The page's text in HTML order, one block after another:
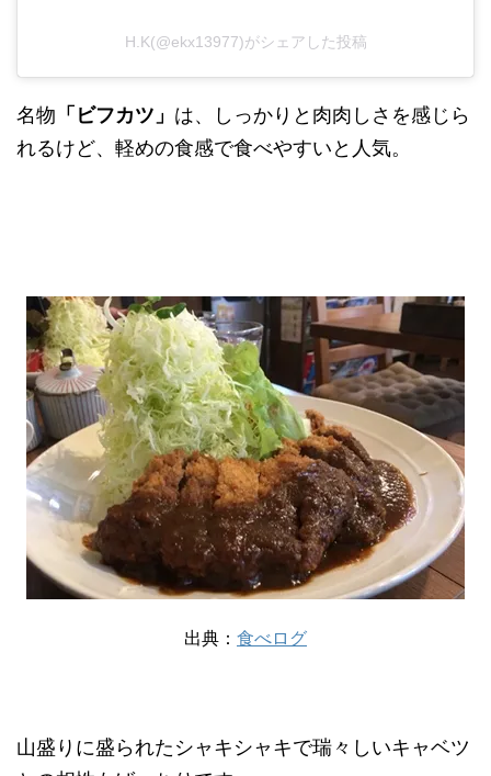
H.K(@ekx13977)がシェアした投稿
名物 「ビフカツ」 は、しっかりと肉肉しさを感じら
れるけど、軽めの食感で食べやすいと人気。
出典： 食べログ
山盛りに盛られたシャキシャキで瑞々しいキャベツ